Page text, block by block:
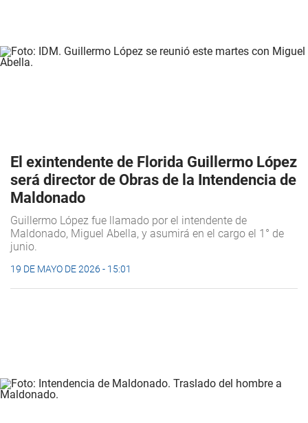
El exintendente de Florida Guillermo López
será director de Obras de la Intendencia de
Maldonado
Guillermo López fue llamado por el intendente de
Maldonado, Miguel Abella, y asumirá en el cargo el 1° de
junio.
19 DE MAYO DE 2026 - 15:01